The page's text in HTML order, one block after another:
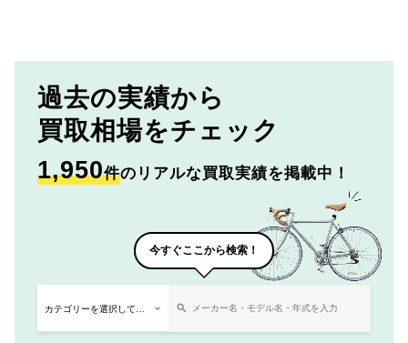
過去の実績から
買取相場をチェック
1,950件のリアルな買取実績を掲載中！
今すぐここから検索！